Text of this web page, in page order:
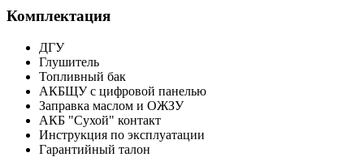
Комплектация
ДГУ
Глушитель
Топливный бак
АКБЩУ с цифровой панелью
Заправка маслом и ОЖЗУ
АКБ "Сухой" контакт
Инструкция по эксплуатации
Гарантийный талон